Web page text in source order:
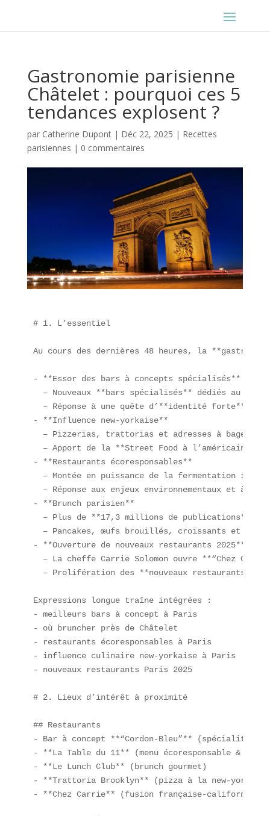
Gastronomie parisienne
Châtelet : pourquoi ces 5
tendances explosent ?
par Catherine Dupont| Déc 22, 2025 | Recettes
parisiennes | 0 commentaires
# 1. L’essentiel
Au cours des dernières 48 heures, la
- **Essor des bars à concepts spécialisés**
– Nouveaux **bars spécialisés** dédiés au
– Réponse à une quête d’**identité forte**
- **Influence new-yorkaise**
– Pizzerias, trattorias et adresses à bagels
– Apport de la **Street Food à
- **Restaurants écoresponsables**
– Montée en puissance de la fermentation
– Réponse aux enjeux environnementaux et à
- **Brunch parisien**
– Plus de **17,3 millions de publications**
– Pancakes, œufs brouillés, croissants et
- **Ouverture de nouveaux restaurants 2025**
– La cheffe Carrie Solomon ouvre **“Chez
– Prolifération des **nouveaux restaurants
Expressions longue traîne intégrées :
- meilleurs bars à concept à Paris
- où bruncher près de Châtelet
- restaurants écoresponsables à Paris
- influence culinaire new-yorkaise à Paris
- nouveaux restaurants Paris 2025
# 2. Lieux d’intérêt à proximité
## Restaurants
- Bar à concept **“Cordon-Bleu”** (spécialité
- **La Table du 11** (menu écoresponsable &
- **Le Lunch Club** (brunch gourmet)
- **Trattoria Brooklyn** (pizza à la new-
- **Chez Carrie** (fusion française-